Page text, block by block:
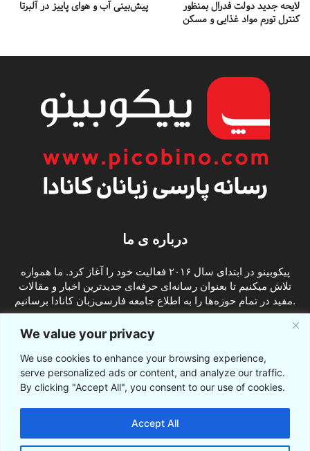
We value your privacy
We use cookies to enhance your browsing experience,
serve personalized ads or content, and analyze our traffic.
By clicking "Accept All", you consent to our use of cookies.
Accept All
پیش‌بینی آب ‌و هوای پاییز در آلبرتا لایحه جدید دولت فدرال بمنظور
کنترل تورم مواد غذایی و مسکن
درباره ی ما
پیکوبینو در ابتدای سال ۲۰۱۶ فعالیت خود را آغاز کرد. ما همواره
تلاش میکنیم تا بعنوان رسانه‌ای حرفه‌ای جدیدترین اخبار و مقالات
مفید در تمام حوزه‌ها را به اطلاع جامعه فارسی‌زبان کانادا برسانیم.
ما را دنبال کنید